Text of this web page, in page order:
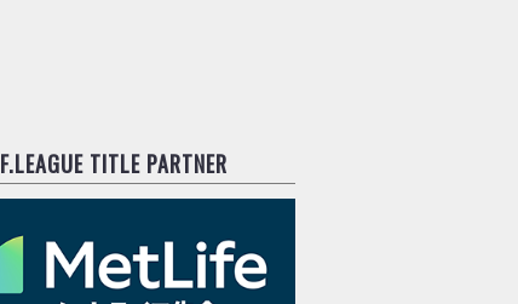
F.LEAGUE TITLE PARTNER